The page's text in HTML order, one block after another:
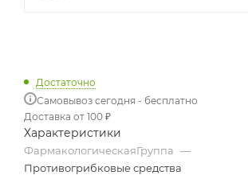
Достаточно
Самовывоз сегодня - бесплатно
Доставка от 100 ₽
Характеристики
ФармакологическаяГруппа —
Противогрибковые средства